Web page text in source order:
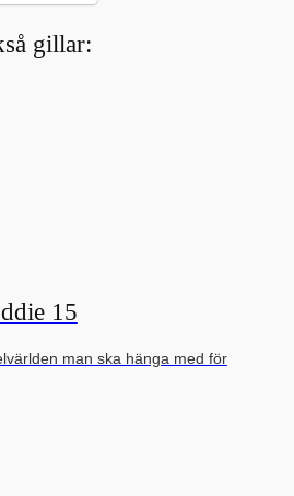
gillar:
15
man ska hänga med för